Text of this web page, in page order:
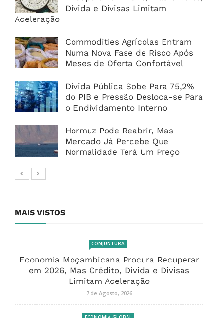
Dívida e Divisas Limitam
Aceleração
Commodities Agrícolas Entram
Numa Nova Fase de Risco Após
Meses de Oferta Confortável
Dívida Pública Sobe Para 75,2%
do PIB e Pressão Desloca-se Para
o Endividamento Interno
Hormuz Pode Reabrir, Mas
Mercado Já Percebe Que
Normalidade Terá Um Preço
MAIS VISTOS
CONJUNTURA
Economia Moçambicana Procura Recuperar
em 2026, Mas Crédito, Dívida e Divisas
Limitam Aceleração
7 de Agosto, 2026